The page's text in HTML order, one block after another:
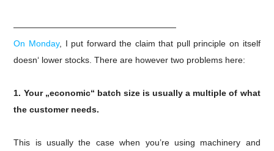
———————————————————
On Monday, I put forward the claim that pull principle on itself
doesn‘ lower stocks. There are however two problems here:
1. Your „economic“ batch size is usually a multiple of what
the customer needs.
This is usually the case when you’re using machinery and